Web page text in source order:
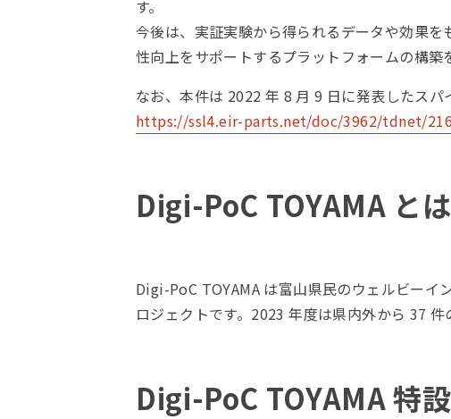
す。
今後は、実証実験から得られるデータや効果
性向上をサポートするプラットフォームの構築
なお、本件は 2022 年 8 月 9 日に発表したスパ
https://ssl4.eir-parts.net/doc/3962/tdnet/
Digi-PoC TOYAMA とは
Digi-PoC TOYAMA は富山県民のウェルビー
ロジェクトです。2023 年度は県内外から 37
Digi-PoC TOYAMA 特